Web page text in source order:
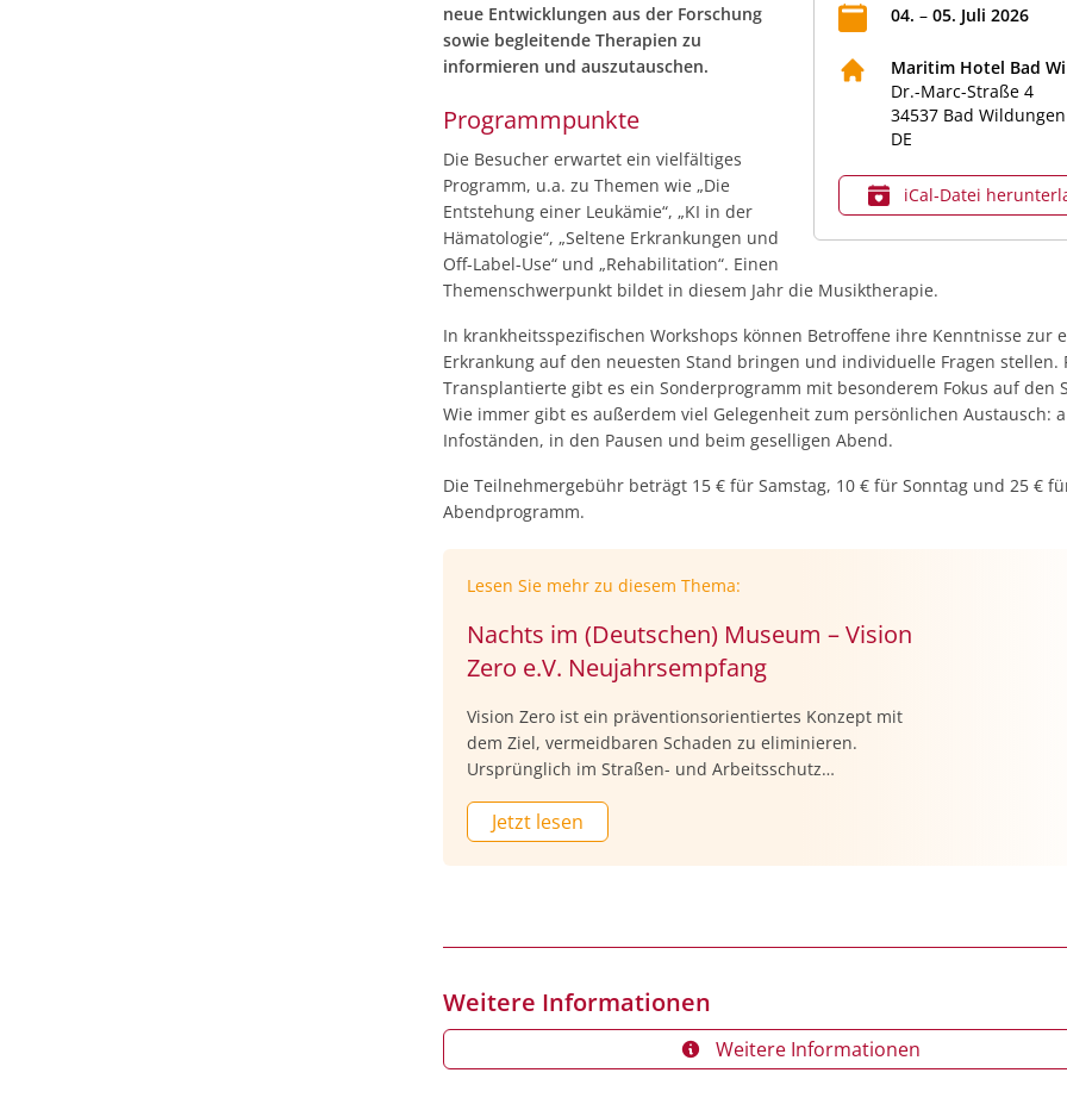
04. – 05. Juli 2026
Maritim Hotel Bad
Dr.-Marc-Straße 4
34537 Bad Wildungen
DE
iCal‑Datei
neue Entwicklungen aus der Forschung
sowie begleitende Therapien zu
informieren und auszutauschen.
Programmpunkte
Die Besucher erwartet ein vielfältiges
Programm, u.a. zu Themen wie „Die
Entstehung einer Leukämie“, „KI in der
Hämatologie“, „Seltene Erkrankungen und
Off-Label-Use“ und „Rehabilitation“. Einen
Themenschwerpunkt bildet in diesem Jahr die Musiktherapie.
In krankheitsspezifischen Workshops können Betroffene ihre Kenntnisse zur
Erkrankung auf den neuesten Stand bringen und individuelle Fragen stellen.
Transplantierte gibt es ein Sonderprogramm mit besonderem Fokus auf den
Wie immer gibt es außerdem viel Gelegenheit zum persönlichen Austausch:
Infoständen, in den Pausen und beim geselligen Abend.
Die Teilnehmergebühr beträgt 15 € für Samstag, 10 € für Sonntag und 25 €
Abendprogramm.
Lesen Sie mehr zu diesem Thema:
Nachts im (Deutschen) Museum – Vision
Zero e.V. Neujahrsempfang
Vision Zero ist ein präventionsorientiertes Konzept mit
dem Ziel, vermeidbaren Schaden zu eliminieren.
Ursprünglich im Straßen- und Arbeitsschutz
Grundprinzip auf die Krebsmedizin: Ziel ist die
Minimierung vermeidbarer Krebserkrankungen und -
Zero e.V., der am 22. Januar 2026 im Deutschen
Expert:innen darüber, was die Onkologie heute und in
der Zukunft wirklich braucht.
Jetzt lesen
Weitere Informationen
Weitere Informationen